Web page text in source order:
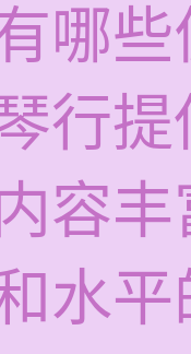
哪
行
容
水